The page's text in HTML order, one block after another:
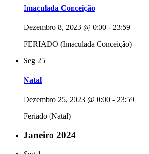
Imaculada Conceição
Dezembro 8, 2023 @ 0:00 - 23:59
FERIADO (Imaculada Conceição)
Seg 25
Natal
Dezembro 25, 2023 @ 0:00 - 23:59
Feriado (Natal)
Janeiro 2024